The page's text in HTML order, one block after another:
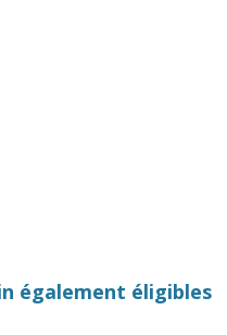
également éligibles